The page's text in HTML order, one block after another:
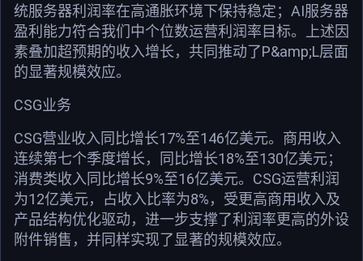
统服务器利润率在高通胀环境下保持稳定；AI服务器
盈利能力符合我们中个位数运营利润率目标。上述因
素叠加超预期的收入增长，共同推动了P&amp;L层面
的显著规模效应。
CSG业务
CSG营业收入同比增长17%至146亿美元。商用收入
连续第七个季度增长，同比增长18%至130亿美元；
消费类收入同比增长9%至16亿美元。CSG运营利润
为12亿美元，占收入比率为8%，受更高商用收入及
产品结构优化驱动，进一步支撑了利润率更高的外设
附件销售，并同样实现了显著的规模效应。